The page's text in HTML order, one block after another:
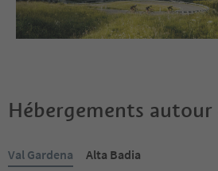
Hébergements autour
Val Gardena Alta Badia